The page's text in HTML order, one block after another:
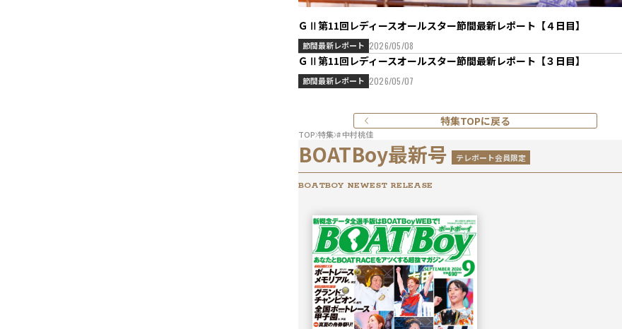
ＧⅡ第11回レディースオールスター節間最新レポート【４日目】
節間最新レポート 2026/05/08
ＧⅡ第11回レディースオールスター節間最新レポート【３日目】
節間最新レポート 2026/05/07
特集TOPに戻る
TOP 特集 # 中村桃佳
BOATBoy最新号 テレボート会員限定
BOATBOY NEWEST RELEASE
2026年
9月号